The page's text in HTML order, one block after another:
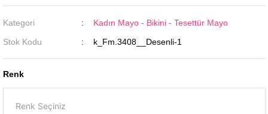
Kategori
Kadın Mayo - Bikini - Tesettür Mayo
Stok Kodu
k_Fm.3408__Desenli-1
Renk